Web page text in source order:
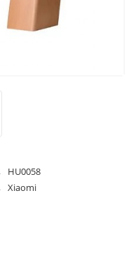
HU0058
Xiaomi